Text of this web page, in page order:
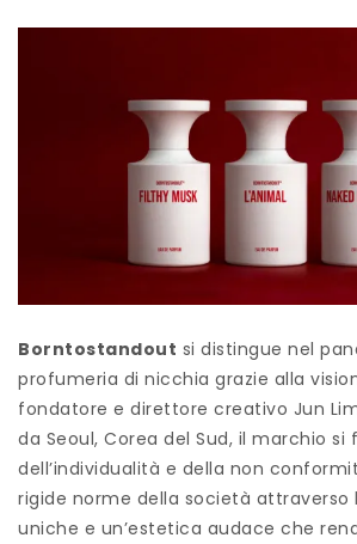
Borntostandout si distingue nel
profumeria di nicchia grazie alla
fondatore e direttore creativo Jun
da Seoul, Corea del Sud, il marchio
dell’individualità e della non
rigide norme della società attraverso
uniche e un’estetica audace che